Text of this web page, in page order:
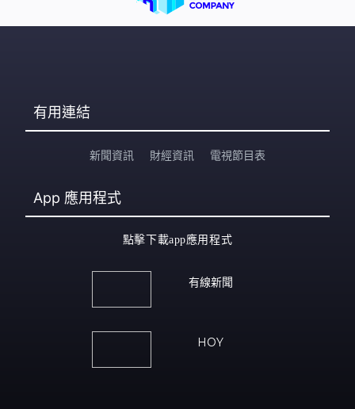
有用連結
新聞資訊 財經資訊 電視節目表
App 應用程式
點擊下載app應用程式
有線新聞
HOY